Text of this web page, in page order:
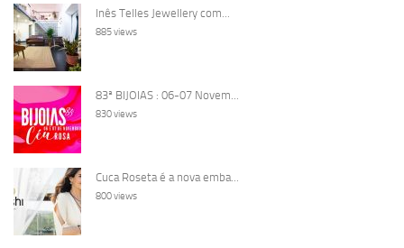
Inês Telles Jewellery com...
885 views
83ª BIJOIAS : 06-07 Novem...
830 views
Cuca Roseta é a nova emba...
800 views